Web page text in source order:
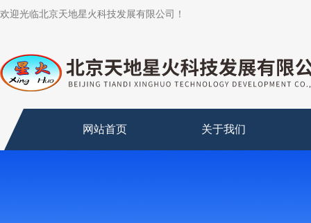
欢迎光临北京天地星火科技发展有限公司！
网站首页 关于我们